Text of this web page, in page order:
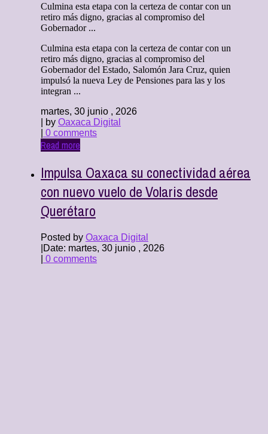
Culmina esta etapa con la certeza de contar con un
retiro más digno, gracias al compromiso del
Gobernador ...
Culmina esta etapa con la certeza de contar con un
retiro más digno, gracias al compromiso del
Gobernador del Estado, Salomón Jara Cruz, quien
impulsó la nueva Ley de Pensiones para las y los
integran ...
martes, 30 junio , 2026
| by Oaxaca Digital
0 comments
Read more
Impulsa Oaxaca su conectividad aérea
con nuevo vuelo de Volaris desde
Querétaro
Posted by Oaxaca Digital
Date: martes, 30 junio , 2026
0 comments